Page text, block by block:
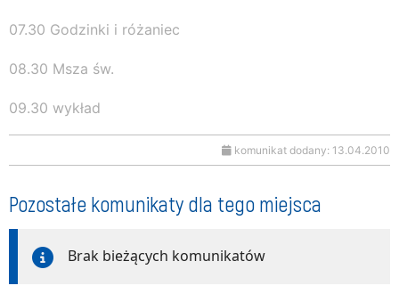
07.30 Godzinki i różaniec
08.30 Msza św.
09.30 wykład
komunikat dodany: 13.04.2010
Pozostałe komunikaty dla tego miejsca
Brak bieżących komunikatów